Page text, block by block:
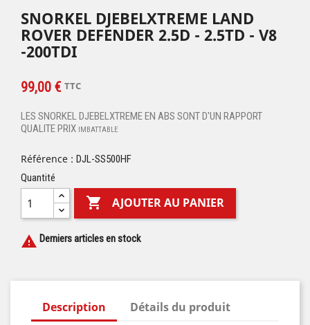
SNORKEL DJEBELXTREME LAND
ROVER DEFENDER 2.5D - 2.5TD - V8
-200TDI
99,00 € TTC
LES SNORKEL DJEBELXTREME EN ABS SONT D'UN RAPPORT
QUALITE PRIX IMBATTABLE
Référence : DJL-SS500HF
Quantité
 AJOUTER AU PANIER
 Derniers articles en stock
Description Détails du produit